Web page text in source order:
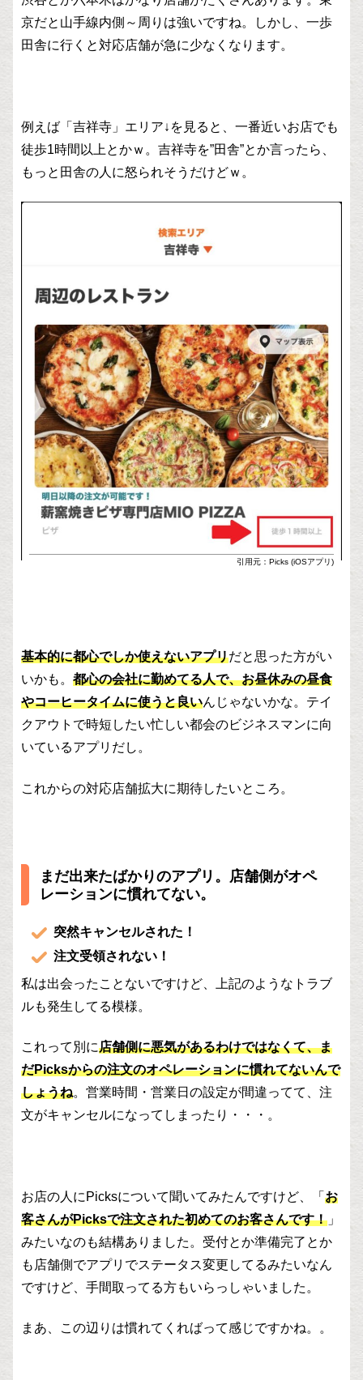
京だと山手線内側～周りは強いですね。しかし、一歩
田舎に行くと対応店舗が急に少なくなります。
例えば「吉祥寺」エリア↓を見ると、一番近いお店でも
徒歩1時間以上とかｗ。吉祥寺を”田舎”とか言ったら、
もっと田舎の人に怒られそうだけどｗ。
引用元：Picks (iOSアプリ)
基本的に都心でしか使えないアプリだと思った方がい
いかも。 都心の会社に勤めてる人で、お昼休みの昼食
やコーヒータイムに使うと良いんじゃないかな。テイ
クアウトで時短したい忙しい都会のビジネスマンに向
いているアプリだし。
これからの対応店舗拡大に期待したいところ。
まだ出来たばかりのアプリ。店舗側がオペ
レーションに慣れてない。
突然キャンセルされた！
注文受領されない！
私は出会ったことないですけど、上記のようなトラブ
ルも発生してる模様。
これって別に店舗側に悪気があるわけではなくて、ま
だPicksからの注文のオペレーションに慣れてないんで
しょうね。営業時間・営業日の設定が間違ってて、注
文がキャンセルになってしまったり・・・。
お店の人にPicksについて聞いてみたんですけど、「 お
客さんがPicksで注文された初めてのお客さんです！ 」
みたいなのも結構ありました。受付とか準備完了とか
も店舗側でアプリでステータス変更してるみたいなん
ですけど、手間取ってる方もいらっしゃいました。
まあ、この辺りは慣れてくればって感じですかね。。